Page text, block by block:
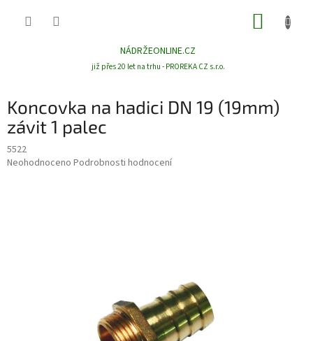
NÁDRŽEONLINE.CZ
již přes 20 let na trhu - PROREKA CZ s.r.o.
Koncovka na hadici DN 19 (19mm)
závit 1 palec
5522
Průměrné
Neohodnoceno Podrobnosti hodnocení